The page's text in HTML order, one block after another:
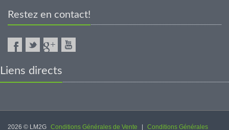
Restez en contact!
Liens directs
2026 © LM2G Conditions Générales de Vente Conditions Générales